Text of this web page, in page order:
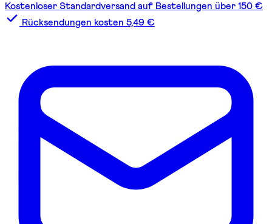
Kostenloser Standardversand auf Bestellungen über 150 €
Rücksendungen kosten 5,49 €